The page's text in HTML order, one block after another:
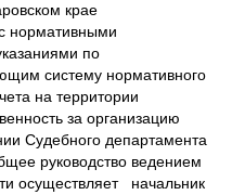
крае
нормативными
по
систему нормативного
на территории
за организацию
Судебного департамента
руководство ведением
осуществляет начальник